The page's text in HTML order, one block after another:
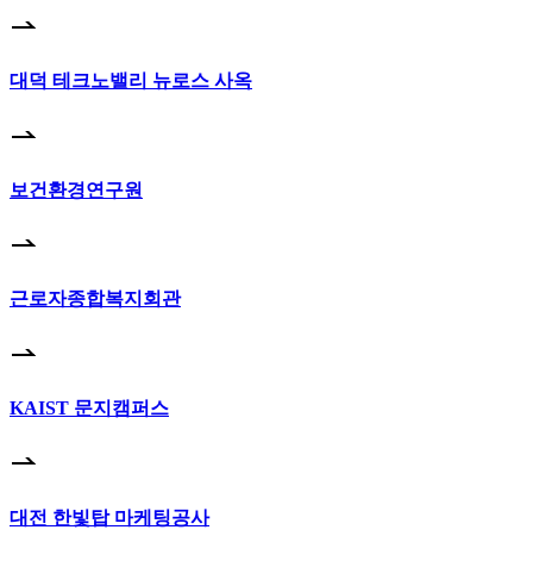
대덕 테크노밸리 뉴로스 사옥
보건환경연구원
근로자종합복지회관
KAIST 문지캠퍼스
대전 한빛탑 마케팅공사